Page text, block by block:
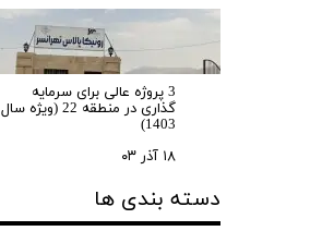
3 پروژه عالی برای سرمایه
گذاری در منطقه 22 (ویژه سال
1403)
۱۸ آذر ۰۳
دسته بندی ها